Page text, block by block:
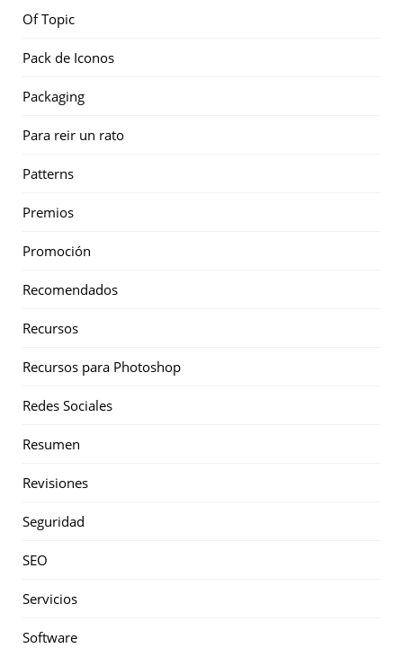
Of Topic
Pack de Iconos
Packaging
Para reir un rato
Patterns
Premios
Promoción
Recomendados
Recursos
Recursos para Photoshop
Redes Sociales
Resumen
Revisiones
Seguridad
SEO
Servicios
Software